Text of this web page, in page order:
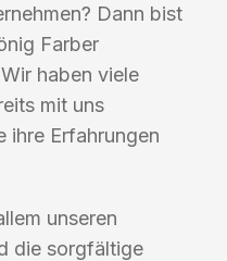
Dann bist
Farber
haben viele
mit uns
ihre Erfahrungen
unseren
die sorgfältige